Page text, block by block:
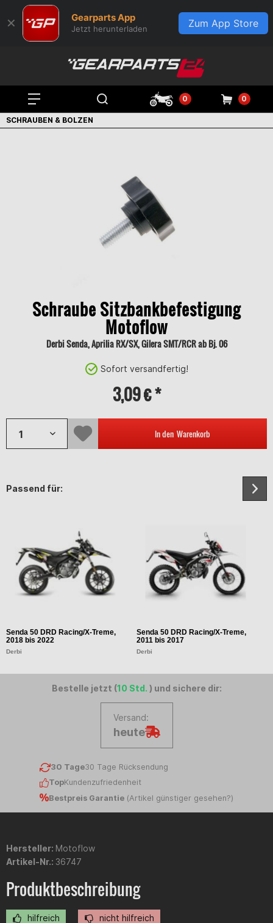
✕ Gearparts App
Jetzt herunterladen Zum App Store
0 0
SCHRAUBEN & BOLZEN
Schraube Sitzbankbefestigung
Motoflow
Derbi Senda, Aprilia RX/SX, Gilera SMT/RCR ab Bj. 06
Sofort versandfertig!
3,09 € *
In den Warenkorb
Passend für:
Senda 50 DRD Racing/X-Treme,
2018 bis 2022
Derbi
Senda 50 DRD Racing/X-Treme,
2011 bis 2017
Derbi
Bestelle jetzt (10 Std. ) und sichere dir:
Versand:
heute
30 Tage30 Tage Rücksendung
TopKundenzufriedenheit
Bestpreis Garantie (Artikel günstiger gesehen?)
Hersteller: Motoflow
Artikel-Nr.: 36747
Produktbeschreibung
hilfreich nicht hilfreich